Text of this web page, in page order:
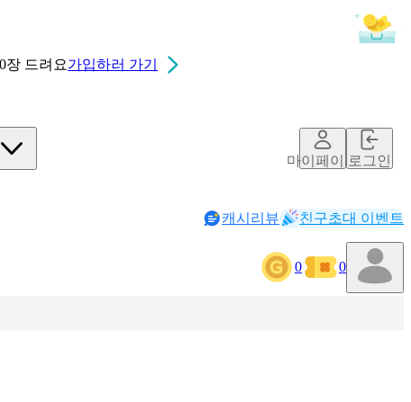
장 드려요가입하러 가기
마이페이지로그인
캐시리뷰 친구초대 이벤트
0 0